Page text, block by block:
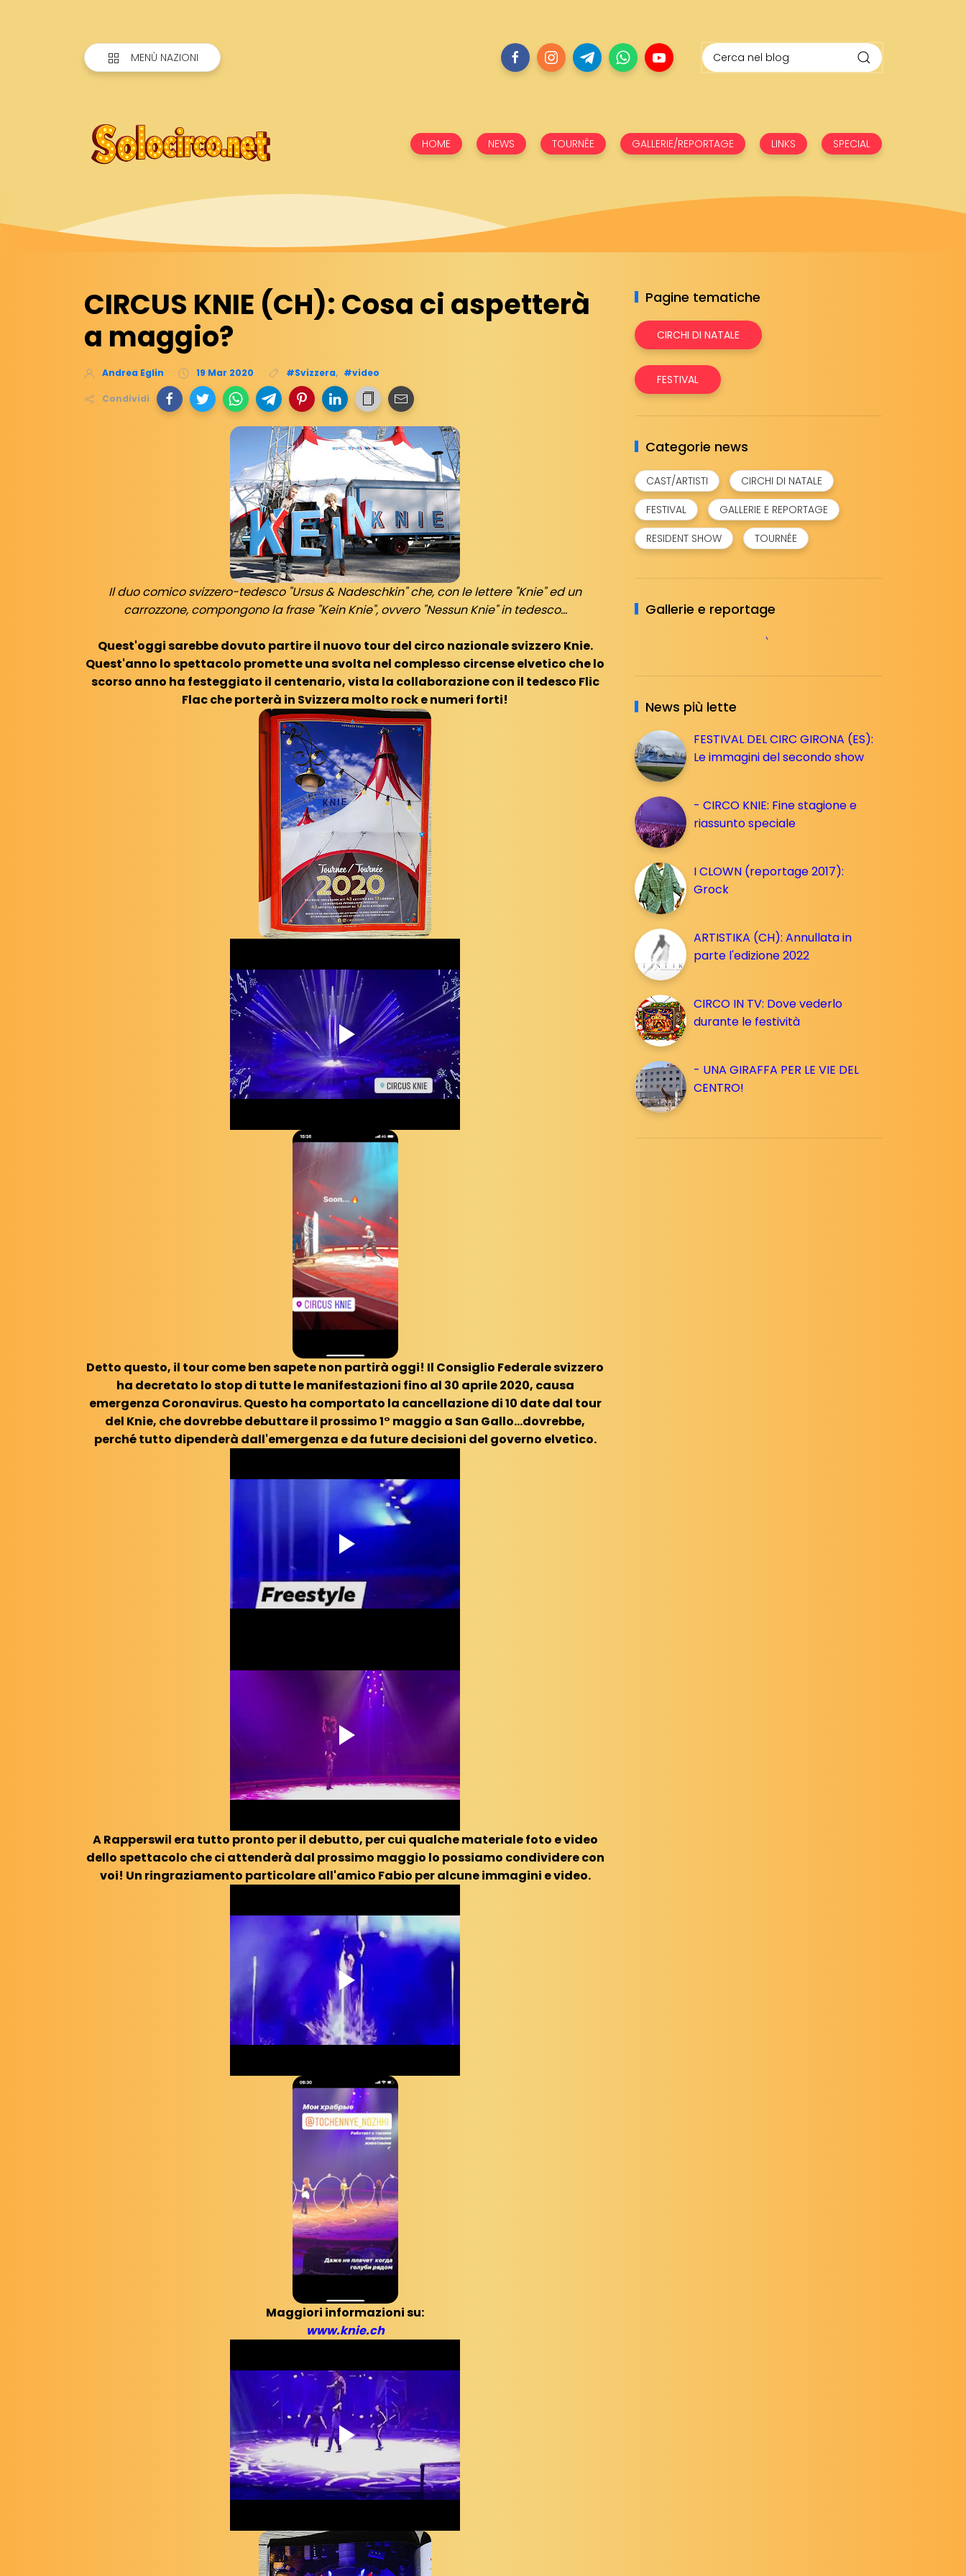
MENÙ NAZIONI
HOME NEWS TOURNÉE GALLERIE/REPORTAGE LINKS SPECIAL
CIRCUS KNIE (CH): Cosa ci aspetterà
a maggio?
Andrea Eglin 19 Mar 2020 #Svizzera, #video
Condividi
Il duo comico svizzero-tedesco "Ursus & Nadeschkin" che, con le lettere "Knie" ed un
carrozzone, compongono la frase "Kein Knie", ovvero "Nessun Knie" in tedesco...
Quest'oggi sarebbe dovuto partire il nuovo tour del circo nazionale svizzero Knie.
Quest'anno lo spettacolo promette una svolta nel complesso circense elvetico che lo
scorso anno ha festeggiato il centenario, vista la collaborazione con il tedesco Flic
Flac che porterà in Svizzera molto rock e numeri forti!
Detto questo, il tour come ben sapete non partirà oggi! Il Consiglio Federale svizzero
ha decretato lo stop di tutte le manifestazioni fino al 30 aprile 2020, causa
emergenza Coronavirus. Questo ha comportato la cancellazione di 10 date dal tour
del Knie, che dovrebbe debuttare il prossimo 1° maggio a San Gallo...dovrebbe,
perché tutto dipenderà dall'emergenza e da future decisioni del governo elvetico.
A Rapperswil era tutto pronto per il debutto, per cui qualche materiale foto e video
dello spettacolo che ci attenderà dal prossimo maggio lo possiamo condividere con
voi! Un ringraziamento particolare all'amico Fabio per alcune immagini e video.
Maggiori informazioni su:
www.knie.ch
Pagine tematiche
CIRCHI DI NATALE
FESTIVAL
Categorie news
CAST/ARTISTI
CIRCHI DI NATALE
FESTIVAL
GALLERIE E REPORTAGE
RESIDENT SHOW
TOURNÉE
Gallerie e reportage
News più lette
FESTIVAL DEL CIRC GIRONA (ES):
Le immagini del secondo show
- CIRCO KNIE: Fine stagione e
riassunto speciale
I CLOWN (reportage 2017):
Grock
ARTISTIKA (CH): Annullata in
parte l'edizione 2022
CIRCO IN TV: Dove vederlo
durante le festività
- UNA GIRAFFA PER LE VIE DEL
CENTRO!